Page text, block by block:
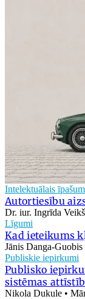
Intelektuālais
Autortiesību
Dr. iur. Ingrīda
Līgumi
Kad ieteikums
Jānis Danga-Guobis
Publiskie iepirkumi
Publisko
sistēmas
Nikola Dukule •